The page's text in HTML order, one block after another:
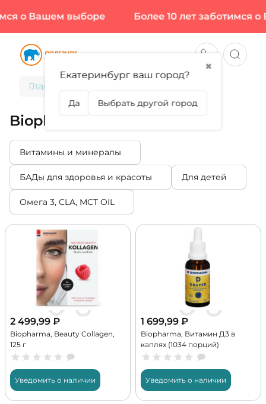
о Вашем выборе Более 10 лет заботимся о
Главная
Biopharma
Витамины и минералы
БАДы для здоровья и красоты Для детей
Омега 3, CLA, MCT OIL
2 499,99 ₽
Biopharma, Beauty Collagen,
125 г
Уведомить о наличии
1 699,99 ₽
Biopharma, Витамин Д3 в
каплях (1034 порций)
Уведомить о наличии
✖
Екатеринбург ваш город?
Да Выбрать другой город